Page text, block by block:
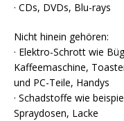
· CDs, DVDs, Blu-rays
Nicht hinein gehören:
· Elektro-Schrott wie
Kaffeemaschine,
und PC-Teile, Handys
· Schadstoffe wie
Spraydosen, Lacke